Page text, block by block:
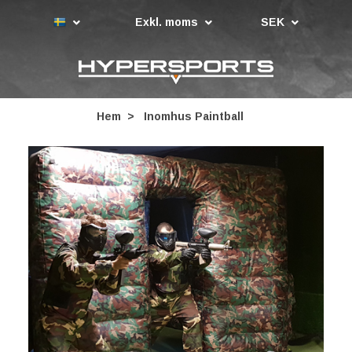
Exkl. moms SEK
Hem Inomhus Paintball